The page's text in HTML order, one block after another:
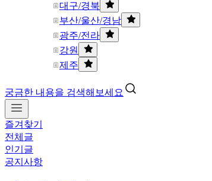
대구/경북
부산/울산/경남
광주/전라
강원
제주
궁금한 내용을 검색해보세요
즐겨찾기
전체글
인기글
공지사항